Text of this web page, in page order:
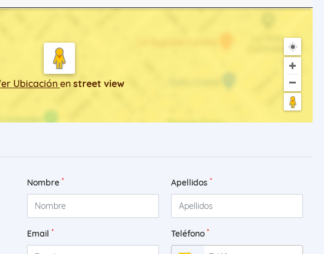
Ubicación en street view
Nombre * Apellidos *
Email * Teléfono *